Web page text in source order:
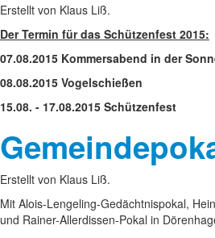
Erstellt von Klaus Liß.
Der Termin für das Schützenfest 2015:
07.08.2015 Kommersabend in der
08.08.2015 Vogelschießen
15.08. - 17.08.2015 Schützenfest
Erstellt von Klaus Liß.
Mit Alois-Lengeling-Gedächtnispokal,
und Rainer-Allerdissen-Pokal in